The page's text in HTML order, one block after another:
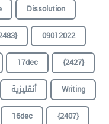
Dissolution
09012022
17dec
{2427}
أنقليزية
Writing
16dec
{2407}